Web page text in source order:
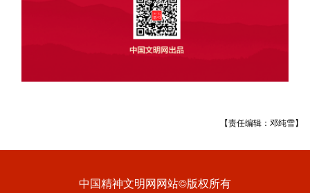
【责任编辑：邓纯雪】
中国精神文明网网站©版权所有